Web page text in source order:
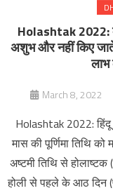
Holashtak 2022:
अशुभ और नहीं किए जाते
लाभ
March 8, 2022
Holashtak 2022: हिंदू
मास की पूर्णिमा तिथि
अष्टमी तिथि से
होली से पहले के आठ दिन